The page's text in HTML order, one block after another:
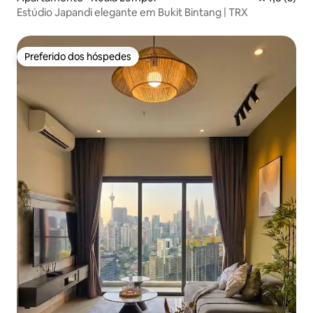
Estúdio Japandi elegante em Bukit Bintang | TRX
Preferido dos hóspedes
Preferido dos hóspedes